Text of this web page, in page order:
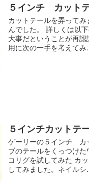
５インチ カット
カットテールを弄って
んでした。 詳しくは以
大事だということが再
用に次の一手を考えてみ
５インチカットテ
ゲーリーの５インチ カ
ブのテールをくっつけ
コリグを試してみた カ
してみました。ネイルシ